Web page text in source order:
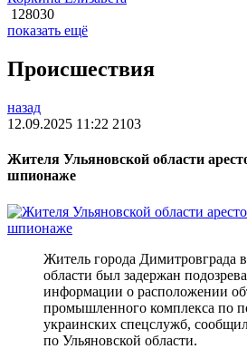
128030
показать ещё
Происшествия
назад
12.09.2025 11:22 2103
Жителя Ульяновской области
шпионаже
Житель города Димитровграда
области был задержан
информации о расположении
промышленного комплекса по
украинских спецслужб,
по Ульяновской области.